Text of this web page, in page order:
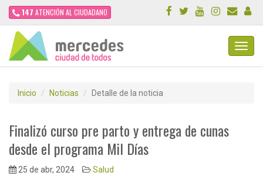
147 ATENCIÓN AL CIUDADANO
Inicio Noticias Detalle de la noticia
Finalizó curso pre parto y entrega de cunas
desde el programa Mil Días
25 de abr, 2024 Salud